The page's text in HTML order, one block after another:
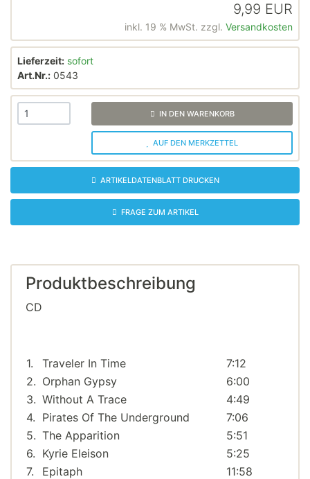
9,99 EUR
inkl. 19 % MwSt. zzgl. Versandkosten
Lieferzeit: sofort
Art.Nr.: 0543
IN DEN WARENKORB
AUF DEN MERKZETTEL
ARTIKELDATENBLATT DRUCKEN
FRAGE ZUM ARTIKEL
Produktbeschreibung
CD
1. Traveler In Time
7:12
2. Orphan Gypsy
6:00
3. Without A Trace
4:49
4. Pirates Of The Underground
7:06
5. The Apparition
5:51
6. Kyrie Eleison
5:25
7.
Epitaph
11:58